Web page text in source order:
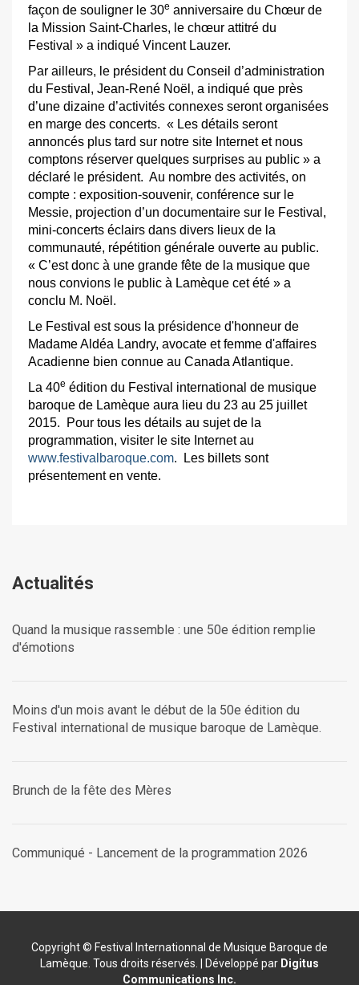
façon de souligner le 30e anniversaire du Chœur de
la Mission Saint-Charles, le chœur attitré du
Festival » a indiqué Vincent Lauzer.
Par ailleurs, le président du Conseil d’administration
du Festival, Jean-René Noël, a indiqué que près
d’une dizaine d’activités connexes seront organisées
en marge des concerts. « Les détails seront
annoncés plus tard sur notre site Internet et nous
comptons réserver quelques surprises au public » a
déclaré le président. Au nombre des activités, on
compte : exposition-souvenir, conférence sur le
Messie, projection d’un documentaire sur le Festival,
mini-concerts éclairs dans divers lieux de la
communauté, répétition générale ouverte au public.
« C’est donc à une grande fête de la musique que
nous convions le public à Lamèque cet été » a
conclu M. Noël.
Le Festival est sous la présidence d'honneur de
Madame Aldéa Landry, avocate et femme d'affaires
Acadienne bien connue au Canada Atlantique.
La 40e édition du Festival international de musique
baroque de Lamèque aura lieu du 23 au 25 juillet
2015. Pour tous les détails au sujet de la
programmation, visiter le site Internet au
www.festivalbaroque.com. Les billets sont
présentement en vente.
Actualités
Quand la musique rassemble : une 50e édition remplie
d'émotions
Moins d'un mois avant le début de la 50e édition du
Festival international de musique baroque de Lamèque.
Brunch de la fête des Mères
Communiqué - Lancement de la programmation 2026
Copyright © Festival Internationnal de Musique Baroque de
Lamèque. Tous droits réservés. | Développé par Digitus
Communications Inc.